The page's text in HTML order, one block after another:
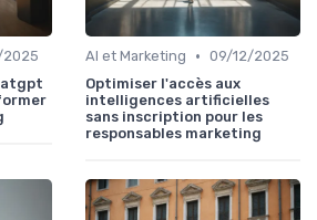
2025
AI et Marketing • 09/12/2025
Optimiser l'accès aux
intelligences artificielles
sans inscription pour les
responsables marketing